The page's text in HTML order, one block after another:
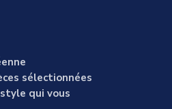
sélectionnées
qui vous